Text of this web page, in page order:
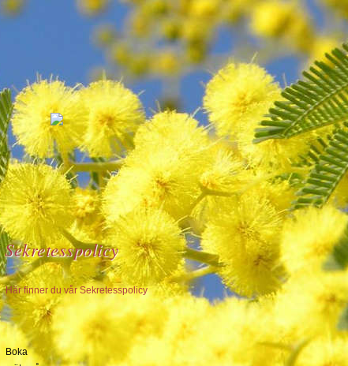
Sekretesspolicy
Här finner du vår Sekretesspolicy
Boka